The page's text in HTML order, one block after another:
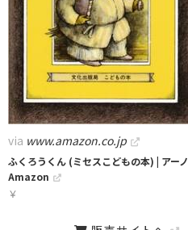
via www.amazon.co.jp
ふくろうくん (ミセスこどもの本) | アー
Amazon
￥